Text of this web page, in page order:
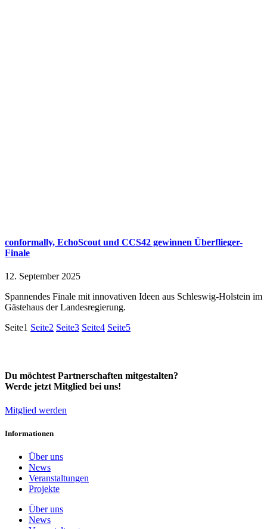
conformally, EchoScout und CCS42 gewinnen Überflieger-
Finale
12. September 2025
Spannendes Finale mit innovativen Ideen aus Schleswig-Holstein im
Gästehaus der Landesregierung.
Seite1 Seite2 Seite3 Seite4 Seite5
Du möchtest Partnerschaften mitgestalten?
Werde jetzt Mitglied bei uns!
Mitglied werden
Informationen
Über uns
News
Veranstaltungen
Projekte
Über uns
News